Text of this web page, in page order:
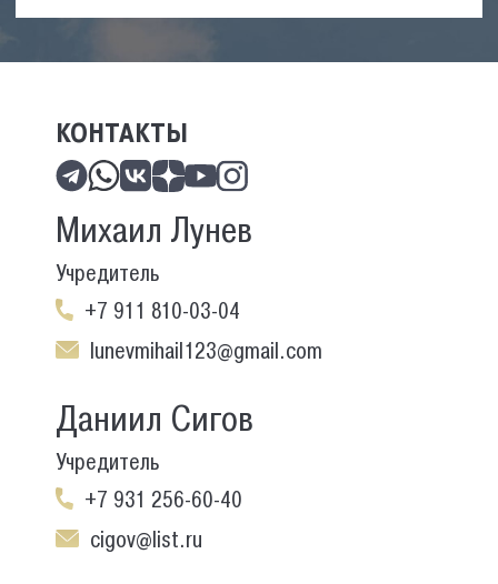
КОНТАКТЫ
Михаил Лунев
Учредитель
+7 911 810-03-04
lunevmihail123@gmail.com
Даниил Сигов
Учредитель
+7 931 256-60-40
cigov@list.ru